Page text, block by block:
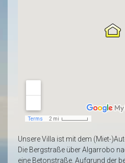
Unsere Villa ist mit dem (Miet-
Die Bergstraße über Algarrobo
eine Betonstraße Aufgrund der